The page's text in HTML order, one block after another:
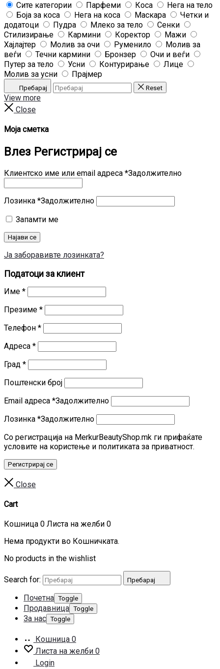
Сите категории Парфеми Коса
Нега на тело
Боја за коса
Нега на коса Маскара
Четки и
додатоци
Пудра Млеко за тело
Сенки
Стилизирање
Кармини Коректор
Мажи
Хајлајтер
Молив за очи Руменило
Молив за
веѓи
Течни кармини Бронзер
Очи и веѓи
Путер за тело
Усни Контурирање
Лице
Молив за усни
Прајмер
Пребарај Reset
View more
Close
Моја сметка
Влез Регистрирај се
Клиентско име или email адреса *Задолжително
Лозинка *Задолжително
Запамти ме
Најави се
Ја заборавивте лозинката?
Податоци за клиент
Име *
Презиме *
Телефон *
Адреса *
Град *
Поштенски број
Email адреса *Задолжително
Лозинка *Задолжително
Со регистрација на MerkurBeautyShop.mk ги прифаќате
условите на користење и политиката за приватност.
Регистрирај се
Close
Cart
Кошница 0 Листа на желби 0
Нема продукти во Кошничката.
No products in the wishlist
Search for: Пребарај
Почетна Toggle
Продавница Toggle
За нас Toggle
Кошница 0
Листа на желби 0
Login